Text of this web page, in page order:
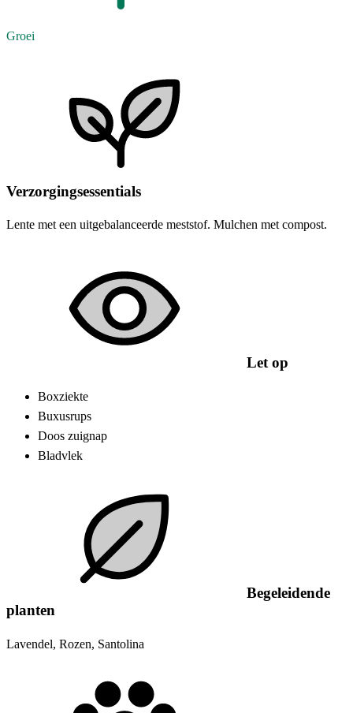
Groei
Verzorgingsessentials
Lente met een uitgebalanceerde meststof. Mulchen met compost.
Let op
Boxziekte
Buxusrups
Doos zuignap
Bladvlek
Begeleidende
planten
Lavendel, Rozen, Santolina